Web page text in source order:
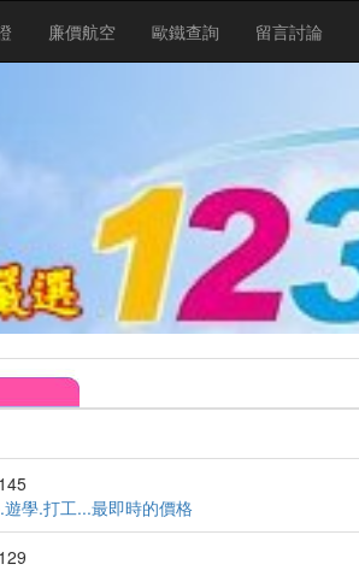
廉價航空 歐鐵查詢 留言討論
學.打工...最即時的價格